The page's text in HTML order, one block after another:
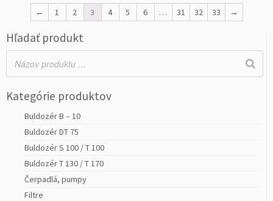
← 1 2 3 4 5 6 … 31 32 33 →
Hľadať produkt
Kategórie produktov
Buldozér B – 10
Buldozér DT 75
Buldozér S 100 / T 100
Buldozér T 130 / T 170
Čerpadlá, pumpy
Filtre